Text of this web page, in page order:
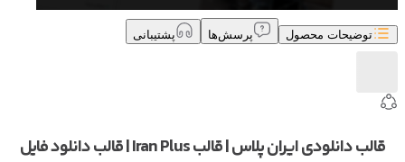
توضیحات محصول پرسش‌ها پشتیبانی
قالب دانلودی ایران پلاس | قالب Iran Plus | قالب دانلود فایل